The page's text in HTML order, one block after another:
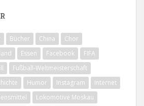
Bücher China
Chor
Essen Facebook
FIFA
Fußball-Weltmeisterschaft
Humor Instagram
Internet
Lokomotive Moskau